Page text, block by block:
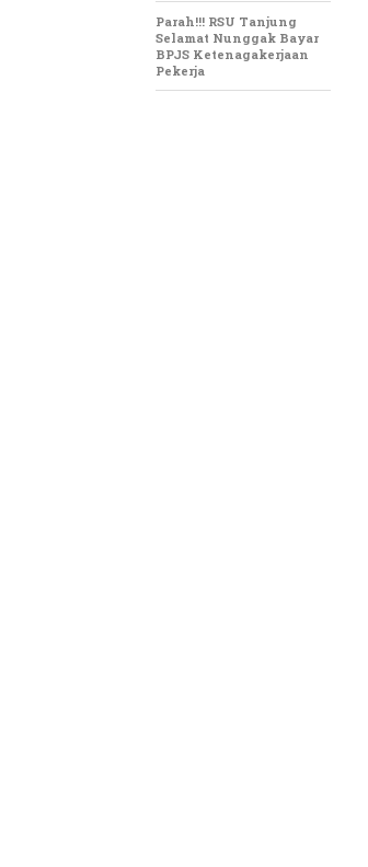
Parah!!! RSU Tanjung
Selamat Nunggak Bayar
BPJS Ketenagakerjaan
Pekerja